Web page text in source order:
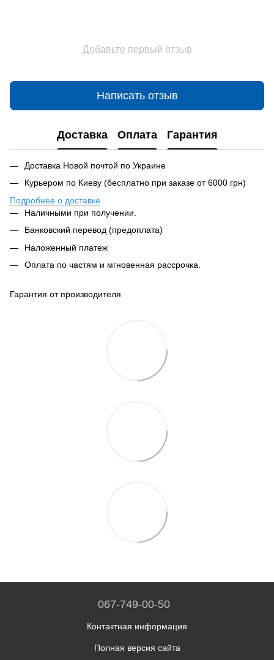
Добавьте первый отзыв
Написать отзыв
Доставка Оплата Гарантия
Доставка Новой почтой по Украине
Курьером по Киеву (бесплатно при заказе от 6000 грн)
Подробнее о доставке
Наличными при получении.
Банковский перевод (предоплата)
Наложенный платеж
Оплата по частям и мгновенная рассрочка.
Гарантия от производителя
067-749-00-50
Контактная информация
Полная версия сайта